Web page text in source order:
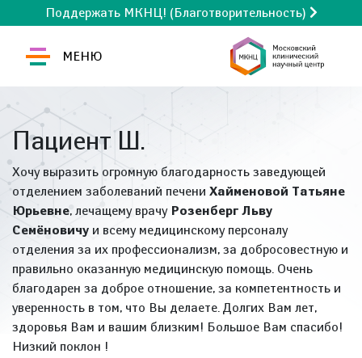
Поддержать МКНЦ! (Благотворительность)
МЕНЮ
Пациент Ш.
Хочу выразить огромную благодарность заведующей
отделением заболеваний печени Хайменовой Татьяне
Юрьевне, лечащему врачу Розенберг Льву
Семёновичу и всему медицинскому персоналу
отделения за их профессионализм, за добросовестную и
правильно оказанную медицинскую помощь. Очень
благодарен за доброе отношение, за компетентность и
уверенность в том, что Вы делаете. Долгих Вам лет,
здоровья Вам и вашим близким! Большое Вам спасибо!
Низкий поклон !